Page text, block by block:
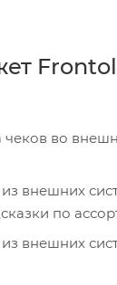
чеков во
из внешних
по
из внешних